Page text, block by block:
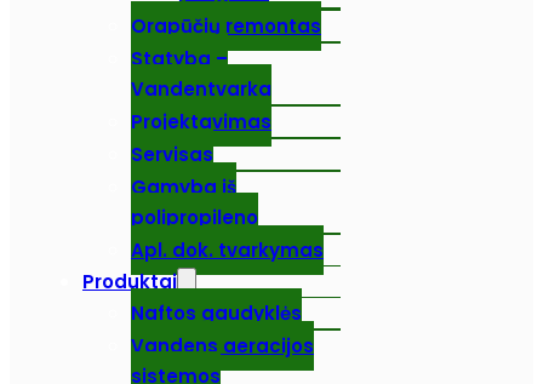
Orapūčių remontas
Statyba –
Vandentvarka
Projektavimas
Servisas
Gamyba iš
polipropileno
Apl. dok. tvarkymas
Produktai
Naftos gaudyklės
Vandens aeracijos
sistemos